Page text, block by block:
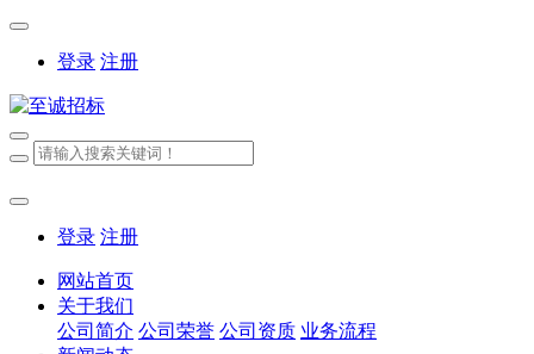
登录 注册
登录 注册
网站首页
关于我们
公司简介 公司荣誉 公司资质 业务流程